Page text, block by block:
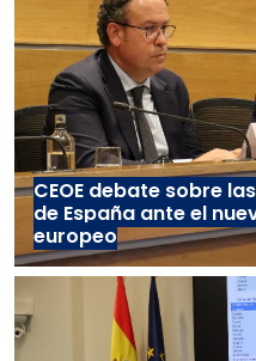
CEOE debate sobre
de España ante el
europeo